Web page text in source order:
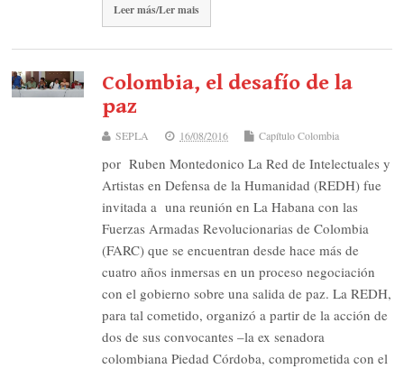
Leer más/Ler mais
Colombia, el desafío de la
paz
SEPLA 16/08/2016 Capítulo Colombia
por Ruben Montedonico La Red de Intelectuales y
Artistas en Defensa de la Humanidad (REDH) fue
invitada a una reunión en La Habana con las
Fuerzas Armadas Revolucionarias de Colombia
(FARC) que se encuentran desde hace más de
cuatro años inmersas en un proceso negociación
con el gobierno sobre una salida de paz. La REDH,
para tal cometido, organizó a partir de la acción de
dos de sus convocantes –la ex senadora
colombiana Piedad Córdoba, comprometida con el